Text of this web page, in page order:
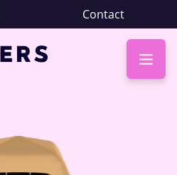
Contact